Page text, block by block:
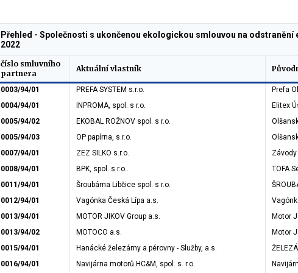
číslo smluvního
partnera
Aktuální vlastník
Přehled - Společnosti s ukončenou ekologickou smlouvou na odstranění
2022
0003/94/01 PREFA SYSTEM s.r.o. Prefa
0004/94/01
INPROMA, spol. s r.o. Elitex
0005/94/02
EKOBAL ROŽNOV spol. s r.o.
0005/94/03
OP papírna, s.r.o.
0007/94/01
ZEZ SILKO s.r.o.
0008/94/01
BPK, spol. s r.o.. TOFA
0011/94/01
Šroubárna Libčice spol. s r.o.
0012/94/01
Vagónka Česká Lípa a.s.
0013/94/01
MOTOR JIKOV Group a.s. Motor
0013/94/02
MOTOCO a.s. Motor
0015/94/01
Hanácké železárny a pérovny - Služby, a.s.
0016/94/01
Navijárna motorů HC&M, spol. s. r.o.